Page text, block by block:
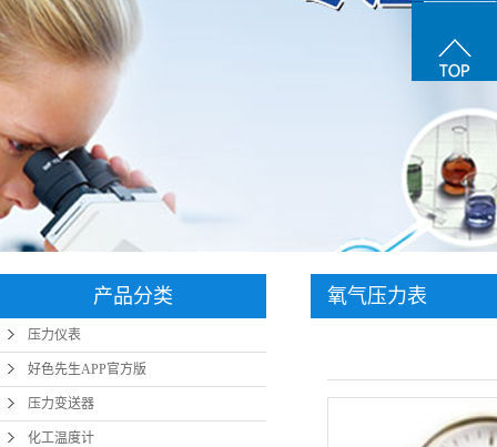
产品分类
压力仪表
好色先生APP官方版
压力变送器
化工温度计
氧气压力表